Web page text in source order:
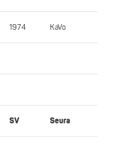
1974 KaVo
SV Seura